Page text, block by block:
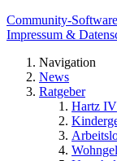
Community-
Impressum &
Navigation
News
Ratgeber
Hartz IV